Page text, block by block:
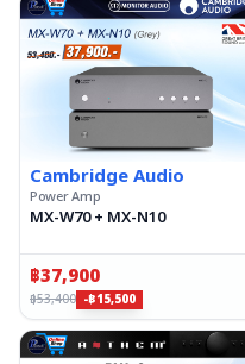
Cambridge Audio
Power Amp
MX-W70 + MX-N10
฿37,900
฿53,400 -฿15,500